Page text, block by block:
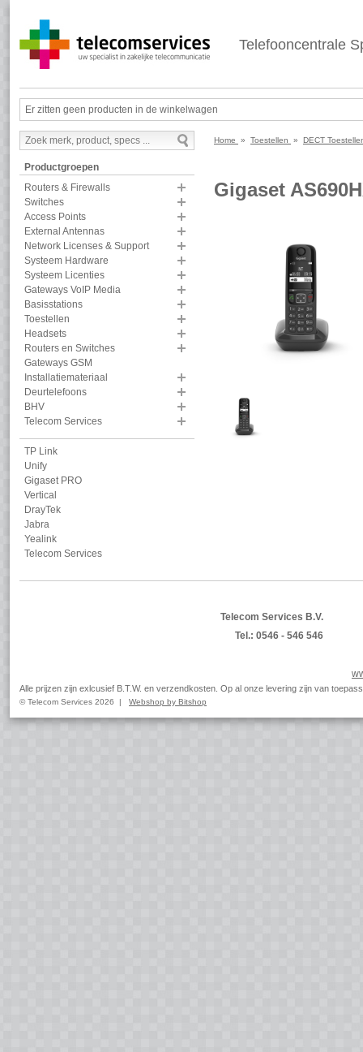
Telefooncentrale
Er zitten geen producten in de winkelwagen
Productgroepen
Routers & Firewalls
Switches
Access Points
External Antennas
Network Licenses & Support
Systeem Hardware
Systeem Licenties
Gateways VoIP Media
Basisstations
Toestellen
Headsets
Routers en Switches
Gateways GSM
Installatiemateriaal
Deurtelefoons
BHV
Telecom Services
TP Link
Unify
Gigaset PRO
Vertical
DrayTek
Jabra
Yealink
Telecom Services
Home » Toestellen » DECT
Gigaset
Telecom Services B.V.
Tel.: 0546 - 546 546
Alle prijzen zijn exlcusief B.T.W. en verzendkosten. Op al onze levering zijn van
© Telecom Services 2026 | Webshop by Bitshop